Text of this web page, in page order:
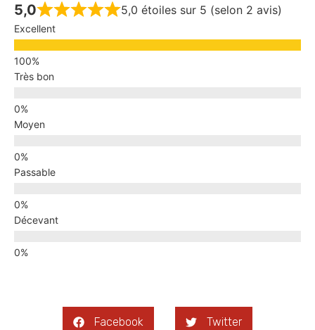
5,0 5,0 étoiles sur 5 (selon 2 avis)
Excellent
Très bon
Moyen
Passable
Décevant
Facebook Twitter